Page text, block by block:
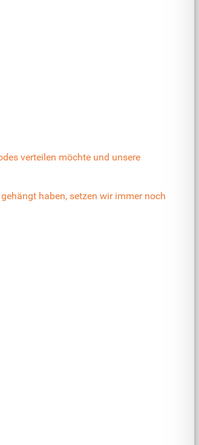
verteilen möchte und unsere
haben, setzen wir immer noch